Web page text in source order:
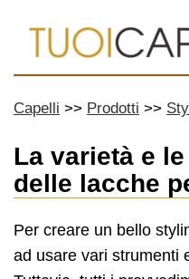
Capelli Prodotti
La varietà e
delle lacche
Per creare un bello
ad usare vari strumenti